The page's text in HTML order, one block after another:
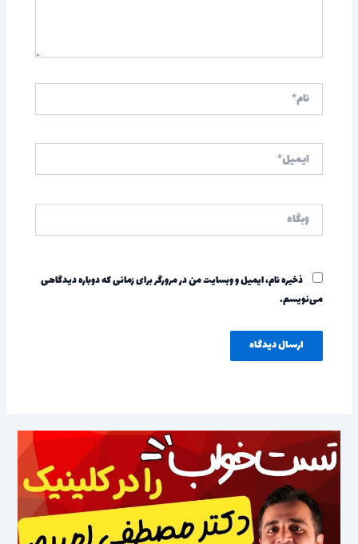
ذخیره نام، ایمیل و وبسایت من در مرورگر برای زمانی که دوباره دیدگاهی
می‌نویسم.